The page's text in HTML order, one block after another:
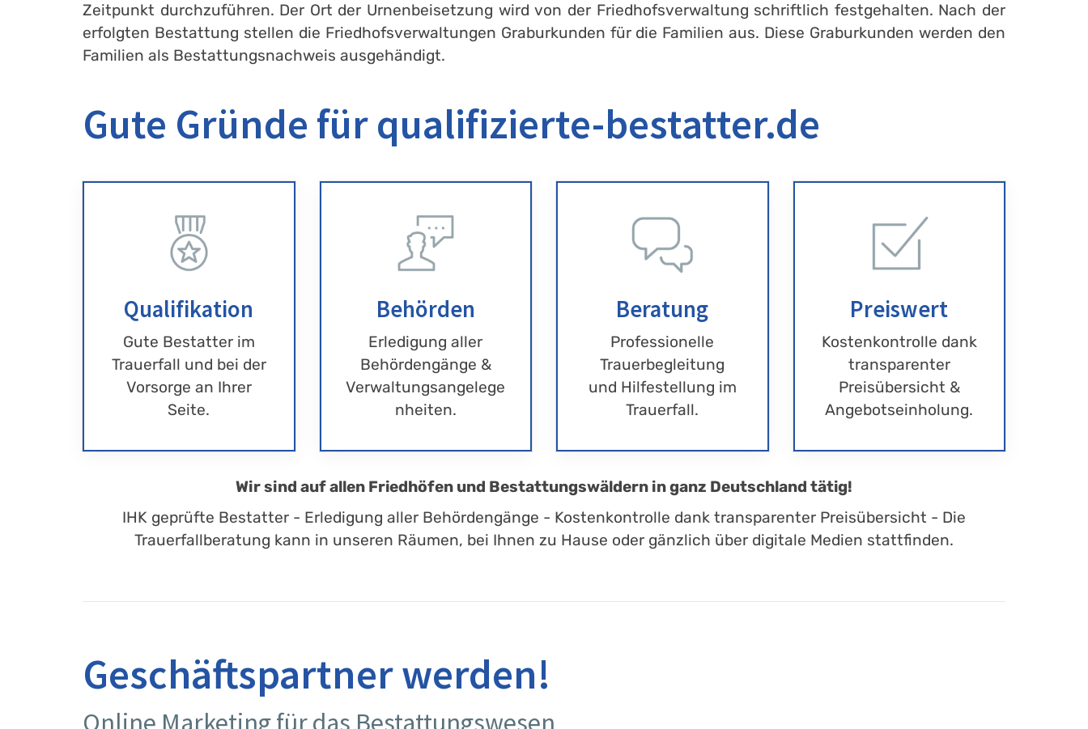
Zeitpunkt durchzuführen. Der Ort der Urnenbeisetzung wird von der Friedhofsverwaltung schriftlich festgehalten. Nach der
erfolgten Bestattung stellen die Friedhofsverwaltungen Graburkunden für die Familien aus. Diese Graburkunden werden den
Familien als Bestattungsnachweis ausgehändigt.
Gute Gründe für qualifizierte-bestatter.de
Qualifikation
Gute Bestatter im
Trauerfall und bei der
Vorsorge an Ihrer
Seite.
Behörden
Erledigung aller
Behördengänge &
Verwaltungsangelege
nheiten.
Beratung
Professionelle
Trauerbegleitung
und Hilfestellung im
Trauerfall.
Preiswert
Kostenkontrolle dank
transparenter
Preisübersicht &
Angebotseinholung.
Wir sind auf allen Friedhöfen und Bestattungswäldern in ganz Deutschland tätig!
IHK geprüfte Bestatter - Erledigung aller Behördengänge - Kostenkontrolle dank transparenter Preisübersicht - Die
Trauerfallberatung kann in unseren Räumen, bei Ihnen zu Hause oder gänzlich über digitale Medien stattfinden.
Geschäftspartner werden!